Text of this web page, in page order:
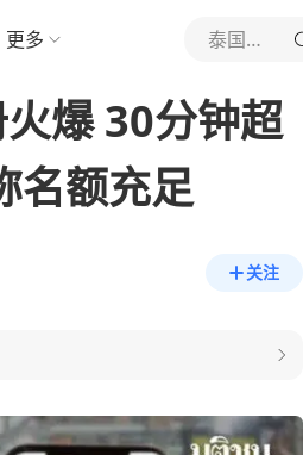
更多 泰国中文社
爆 30分钟超
名额充足
关注